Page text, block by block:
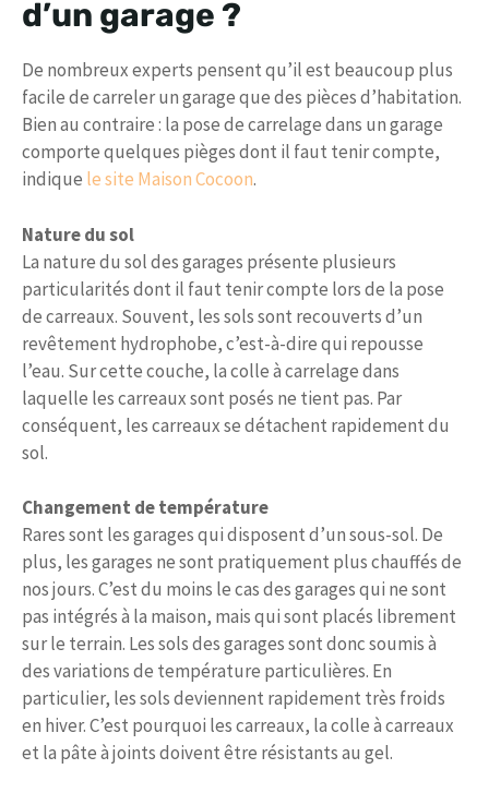
d’un garage ?
De nombreux experts pensent qu’il est beaucoup plus
facile de carreler un garage que des pièces d’habitation.
Bien au contraire : la pose de carrelage dans un garage
comporte quelques pièges dont il faut tenir compte,
indique le site Maison Cocoon.
Nature du sol
La nature du sol des garages présente plusieurs
particularités dont il faut tenir compte lors de la pose
de carreaux. Souvent, les sols sont recouverts d’un
revêtement hydrophobe, c’est-à-dire qui repousse
l’eau. Sur cette couche, la colle à carrelage dans
laquelle les carreaux sont posés ne tient pas. Par
conséquent, les carreaux se détachent rapidement du
sol.
Changement de température
Rares sont les garages qui disposent d’un sous-sol. De
plus, les garages ne sont pratiquement plus chauffés de
nos jours. C’est du moins le cas des garages qui ne sont
pas intégrés à la maison, mais qui sont placés librement
sur le terrain. Les sols des garages sont donc soumis à
des variations de température particulières. En
particulier, les sols deviennent rapidement très froids
en hiver. C’est pourquoi les carreaux, la colle à carreaux
et la pâte à joints doivent être résistants au gel.